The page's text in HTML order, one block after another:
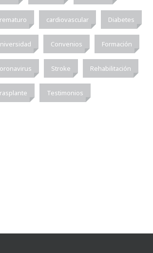
cardiovascular Diabetes
Convenios Formación
Stroke Rehabilitación
Testimonios